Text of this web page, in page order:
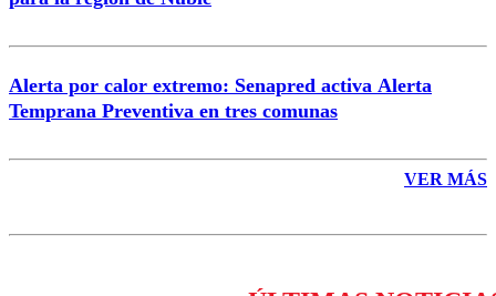
Alerta por calor extremo: Senapred activa Alerta
Temprana Preventiva en tres comunas
VER MÁS